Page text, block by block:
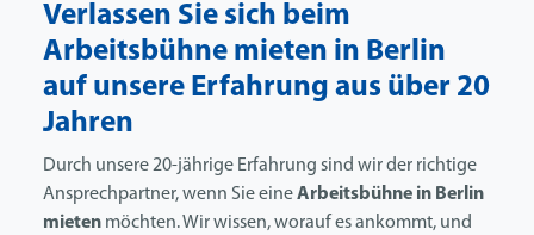
Verlassen Sie sich beim
Arbeitsbühne mieten in Berlin
auf unsere Erfahrung aus über 20
Jahren
Durch unsere 20-jährige Erfahrung sind wir der richtige
Ansprechpartner, wenn Sie eineArbeitsbühne in Berlin
mieten möchten. Wir wissen, worauf es ankommt, und